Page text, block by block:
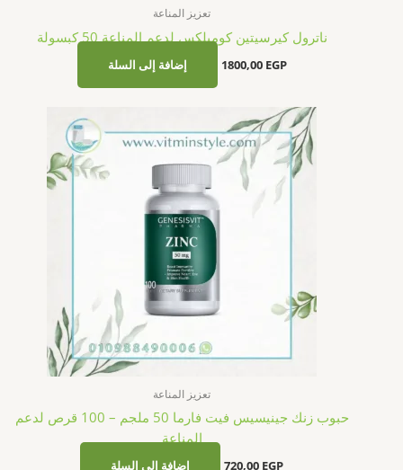
تعزيز المناعة
ناترول كيرسيتين كومبلكس لدعم المناعة 50 كبسولة
1800,00 EGP إضافة إلى السلة
تعزيز المناعة
حبوب زنك جينيسيس فيت فارما 50 ملجم – 100 قرص لدعم
المناعة
720,00 EGP إضافة إلى السلة